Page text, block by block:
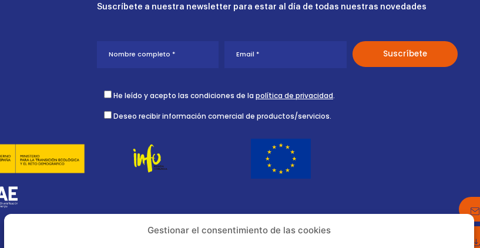
Gestionar el consentimiento de las cookies
Suscríbete a nuestra newsletter para estar al día de todas nuestras novedades
He leído y acepto las condiciones de la política de privacidad.
Deseo recibir información comercial de productos/servicios.